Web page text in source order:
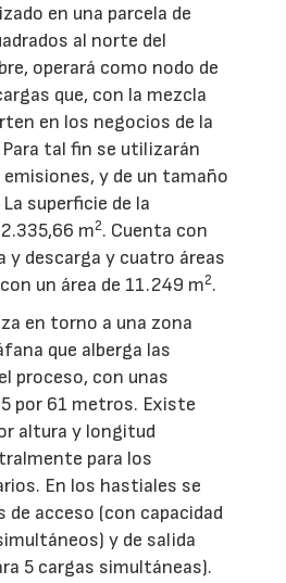
en una parcela de
al norte del
operará como nodo de
que, con la mezcla
en los negocios de la
tal fin se utilizarán
y de un tamaño
superficie de la
m2. Cuenta con
y descarga y cuatro áreas
un área de 11.249 m2.
en torno a una zona
que alberga las
proceso, con unas
por 61 metros. Existe
altura y longitud
para los
En los hastiales se
de acceso (con capacidad
y de salida
5 cargas simultáneas).